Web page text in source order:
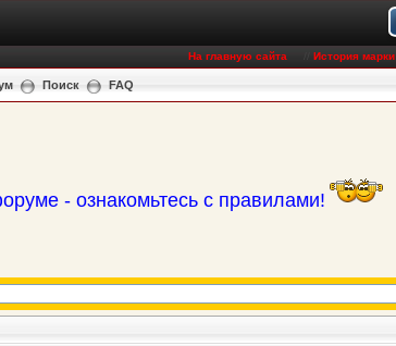
На главную сайта История марки
Поиск FAQ
- ознакомьтесь с правилами!